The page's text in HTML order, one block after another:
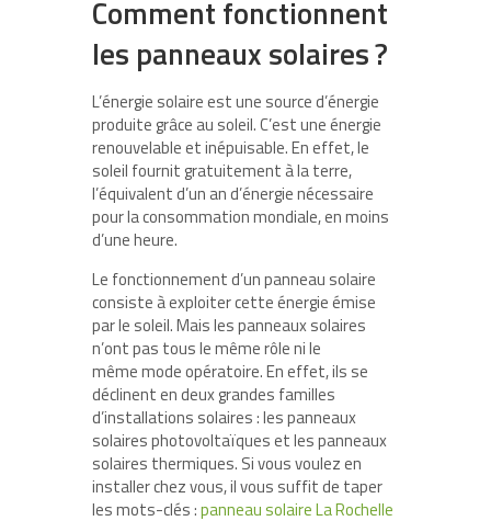
Comment fonctionnent
les panneaux solaires ?
L’énergie solaire est une source d’énergie
produite grâce au soleil. C’est une énergie
renouvelable et inépuisable. En effet, le
soleil fournit gratuitement à la terre,
l’équivalent d’un an d’énergie nécessaire
pour la consommation mondiale, en moins
d’une heure.
Le fonctionnement d’un panneau solaire
consiste à exploiter cette énergie émise
par le soleil. Mais les panneaux solaires
n’ont pas tous le même rôle ni le
même mode opératoire. En effet, ils se
déclinent en deux grandes familles
d’installations solaires : les panneaux
solaires photovoltaïques et les panneaux
solaires thermiques. Si vous voulez en
installer chez vous, il vous suffit de taper
les mots-clés :panneau solaire La Rochelle